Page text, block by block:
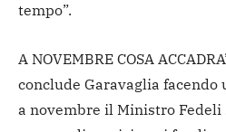
tempo”.
A NOVEMBRE COSA
conclude Garavaglia facendo
a novembre il Ministro Fedeli